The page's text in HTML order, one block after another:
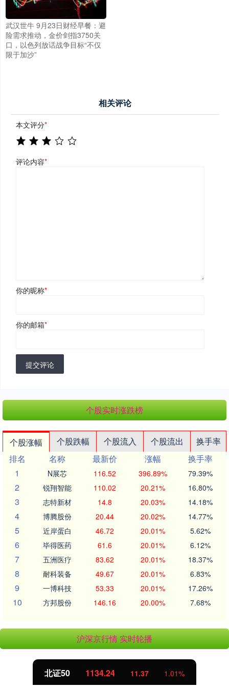
武汉世牛 9月23日财经早餐：避
险需求推动，金价剑指3750关
口，以色列放话战争目标“不仅
限于加沙”
相关评论
本文评分*
评论内容*
你的昵称*
你的邮箱*
提交评论
个股实时涨跌榜
个股涨幅 个股跌幅 个股流入 个股流出
换手率
排名
名称 最新价 涨幅
换手率
1
N展芯 116.52 396.89% 79.39%
2 锐翔智能 110.02 20.21% 16.80%
3 志特新材 14.8 20.03% 14.18%
4 博腾股份 20.44 20.02% 14.77%
5 近岸蛋白 46.72 20.01% 5.62%
6 毕得医药 61.6 20.01% 6.12%
7 五洲医疗 83.62 20.01% 18.37%
8 耐科装备 49.67 20.01% 6.83%
9 一博科技 53.33 20.01% 17.26%
10 方邦股份 146.16 20.00% 7.68%
沪深京行情 实时轮播
北证50 1134.24 11.37 1.01%